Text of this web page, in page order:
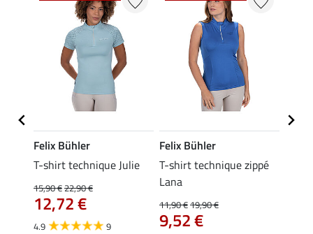
Felix Bühler
T-shirt technique Julie
15,90 €22,90 €
12,72 €
4.9 9
Felix Bühler
T-shirt technique zippé
Lana
11,90 €19,90 €
9,52 €